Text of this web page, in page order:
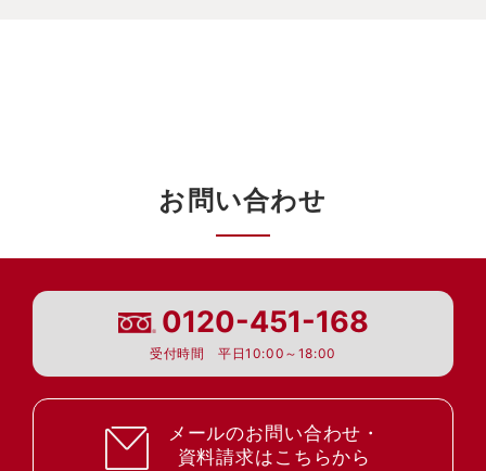
お問い合わせ
0120-451-168
受付時間 平日10:00～18:00
メールのお問い合わせ・
資料請求はこちらから